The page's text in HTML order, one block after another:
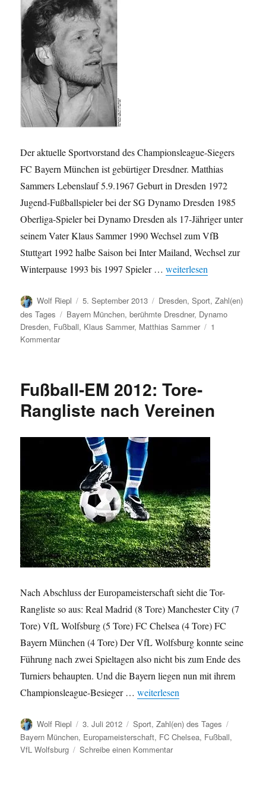
Der aktuelle Sportvorstand des Championsleague-Siegers
FC Bayern München ist gebürtiger Dresdner. Matthias
Sammers Lebenslauf 5.9.1967 Geburt in Dresden 1972
Jugend-Fußballspieler bei der SG Dynamo Dresden 1985
Oberliga-Spieler bei Dynamo Dresden als 17-Jähriger unter
seinem Vater Klaus Sammer 1990 Wechsel zum VfB
Stuttgart 1992 halbe Saison bei Inter Mailand, Wechsel zur
Winterpause 1993 bis 1997 Spieler …„Berühmte Dresdner:
weiterlesen
Autor
Wolf Riepl
Veröffentlicht
am
5. September 2013 Kategorien
Dresden,Sport,Zahl(en)
des Tages
Schlagwörter
Bayern München,berühmte Dresdner, Dynamo
Dresden, Fußball, Klaus Sammer, Matthias Sammer
1
Kommentarzu
Sammer
Fußball-EM 2012: Tore-
Rangliste nach Vereinen
Nach Abschluss der Europameisterschaft sieht die Tor-
Rangliste so aus: Real Madrid (8 Tore) Manchester City (7
Tore) VfL Wolfsburg (5 Tore) FC Chelsea (4 Tore) FC
Bayern München (4 Tore) Der VfL Wolfsburg konnte seine
Führung nach zwei Spieltagen also nicht bis zum Ende des
Turniers behaupten. Und die Bayern liegen nun mit ihrem
Championsleague-Besieger …„Fußball-EM 2012: Tore-
weiterlesen
Autor
Wolf Riepl
Veröffentlicht
am
3. Juli 2012 Kategorien
Sport,Zahl(en) des Tages
Bayern München, Europameisterschaft, FC Chelsea, Fußball,
VfL Wolfsburg
Schreibe einen Kommentarzu